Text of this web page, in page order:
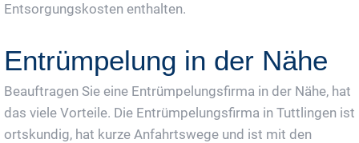
Entsorgungskosten enthalten.
Entrümpelung in der Nähe
Beauftragen Sie eine Entrümpelungsfirma in der Nähe, hat
das viele Vorteile. Die Entrümpelungsfirma in Tuttlingen ist
ortskundig, hat kurze Anfahrtswege und ist mit den